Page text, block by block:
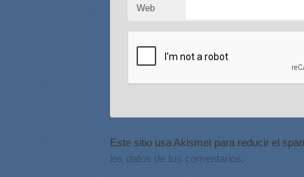
Web
Este sitio usa Akismet para reducir el
los datos de tus comentarios.